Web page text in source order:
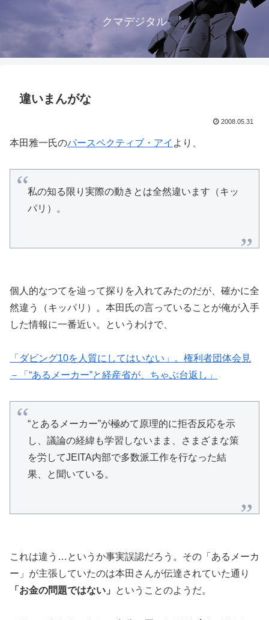
クマデジタル
違いまんがな
2008.05.31
本田雅一氏のパースペクティブ・アイ より、
私の知る限り実際の動きとは全然違います（キッ
パリ）。
個人的なつてを辿って探りを入れてみたのだが、確かに全
然違う（キッパリ）。本田氏の言っていることが俺が入手
した情報に一番近い。というわけで、
「ダビング10を人質にしてはいない」。権利者団体会見
－「“あるメーカー”と経産省が、ちゃぶ台返し」
“とあるメーカー”が極めて原理的に拒否反応を示
し、議論の経緯も学習しないまま、さまざまな策
を労してJEITA内部で多数派工作を行なった結
果、と聞いている。
これは違う…というか事実誤認だろう。その「あるメーカ
ー」が主張していたのは本田さんが伝達されていた通り
「お金の問題ではない」
ということのようだ。